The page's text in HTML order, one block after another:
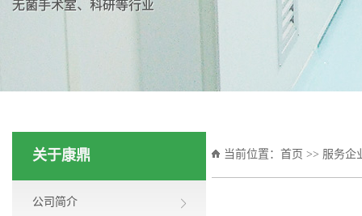
关于康鼎
公司简介
当前位置： 首页 >> 服务企